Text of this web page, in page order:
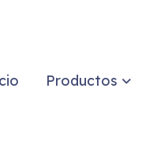
Productos